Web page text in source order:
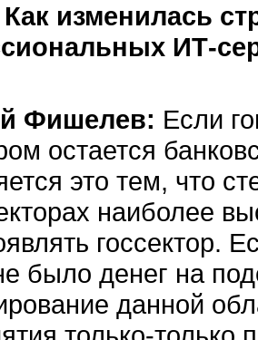
изменилась
ИТ-
Фишелев: Если
остается
это тем, что
наиболее
госсектор.
было денег на
данной